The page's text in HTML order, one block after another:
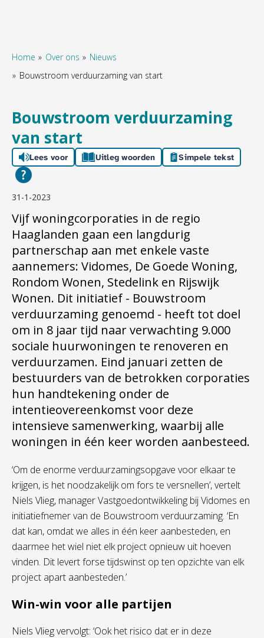
Home Over ons
Nieuws
Bouwstroom verduurzaming van start
Bouwstroom verduurzaming
van start
Lees voor Uitleg woorden Simpele tekst
31-1-2023
Vijf woningcorporaties in de regio
Haaglanden gaan een langdurig
partnerschap aan met enkele vaste
aannemers: Vidomes, De Goede Woning,
Rondom Wonen, Stedelink en Rijswijk
Wonen. Dit initiatief - Bouwstroom
verduurzaming genoemd - heeft tot doel
om in 8 jaar tijd naar verwachting 9.000
sociale huurwoningen te renoveren en
verduurzamen. Eind januari zetten de
bestuurders van de betrokken corporaties
hun handtekening onder de
intentieovereenkomst voor deze
intensieve samenwerking, waarbij alle
woningen in één keer worden aanbesteed.
‘Om de enorme verduurzamingsopgave voor elkaar te
krijgen, is het noodzakelijk om fors te versnellen’, vertelt
Niels Vlieg, manager Vastgoedontwikkeling bij Vidomes en
initiatiefnemer van de Bouwstroom verduurzaming. ‘En
dat kan, omdat we alles in één keer aanbesteden, en
daarmee het wiel niet elk project opnieuw uit hoeven
vinden. Dit levert forse tijdswinst op ten opzichte van elk
project apart aanbesteden.’
Win-win voor alle partijen
Niels Vlieg vervolgt: ‘Ook het risico dat er in deze